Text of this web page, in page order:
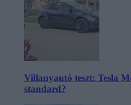
Villanyautó teszt: Tesla
standard?